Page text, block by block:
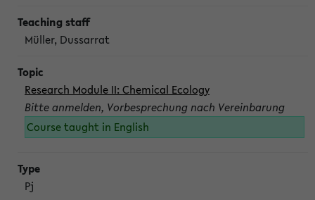
Müller, Dussarrat
Research Module II: Chemical Ecology
Bitte anmelden, Vorbesprechung nach Vereinbarung
Course taught in English
Pj